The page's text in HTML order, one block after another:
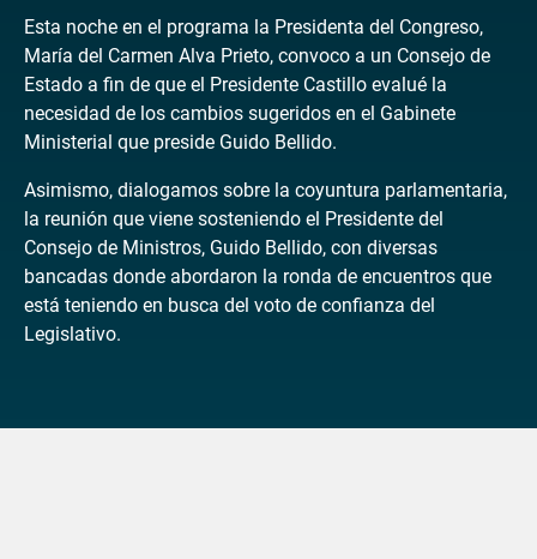
Esta noche en el programa la Presidenta del Congreso,
María del Carmen Alva Prieto, convoco a un Consejo de
Estado a fin de que el Presidente Castillo evalué la
necesidad de los cambios sugeridos en el Gabinete
Ministerial que preside Guido Bellido.
Asimismo, dialogamos sobre la coyuntura parlamentaria,
la reunión que viene sosteniendo el Presidente del
Consejo de Ministros, Guido Bellido, con diversas
bancadas donde abordaron la ronda de encuentros que
está teniendo en busca del voto de confianza del
Legislativo.